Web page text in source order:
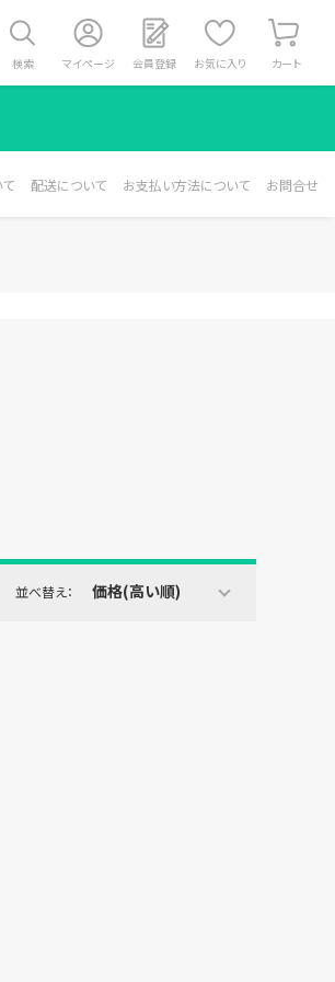
検索 マイページ 会員登録 お気に入り カート
配送について お支払い方法について お問合せ
並べ替え： 価格(高い順)